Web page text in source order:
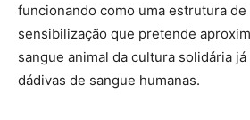
funcionando como uma estrutura de
sensibilização que pretende
sangue animal da cultura solidária
dádivas de sangue humanas.